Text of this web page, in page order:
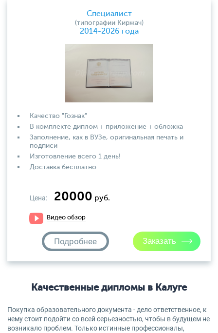
Специалист
(типографии Киржач)
2014-2026 года
Качество "Гознак"
В комплекте диплом + приложение + обложка
Заполнение, как в ВУЗе, оригинальная печать и
подписи
Изготовление всего 1 день!
Доставка бесплатно
Цена: 20000 руб.
Видео обзор
Подробнее
Качественные дипломы в Калуге
Покупка образовательного документа - дело ответственное, к
нему стоит подойти со всей серьезностью, чтобы в будущем не
возникало проблем. Только истинные профессионалы,